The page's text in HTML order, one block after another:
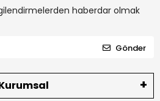
haberdar olmak
Gönder